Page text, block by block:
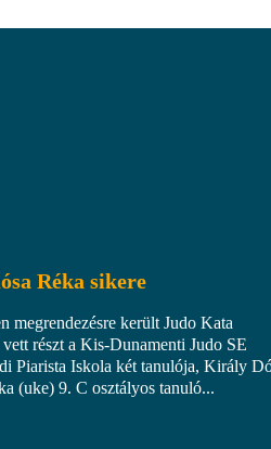
Réka sikere
megrendezésre került Judo Kata
részt a Kis-Dunamenti Judo SE
Piarista Iskola két tanulója, Király
(uke) 9. C osztályos tanuló...